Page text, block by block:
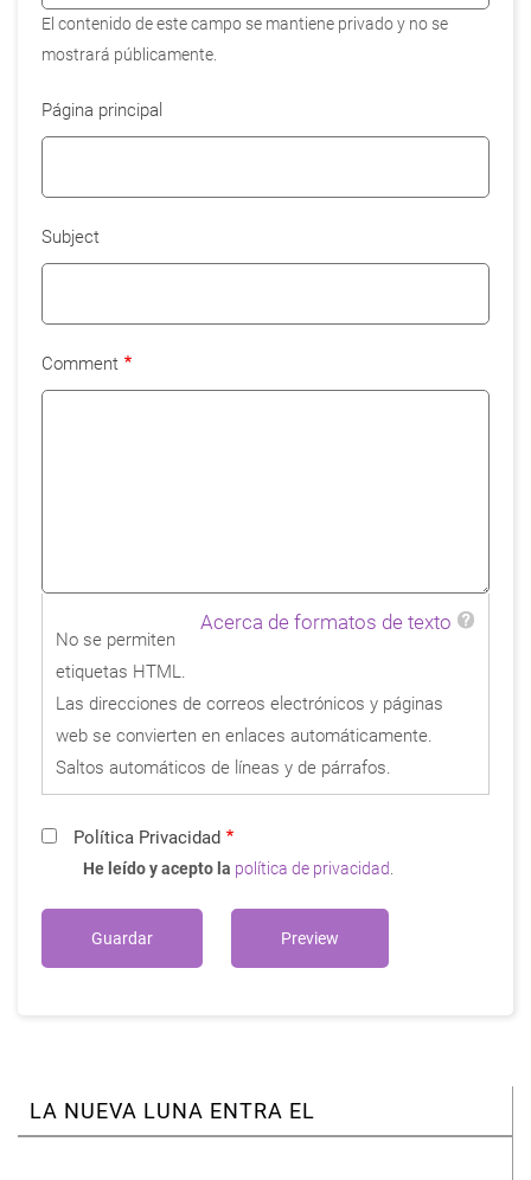
El contenido de este campo se mantiene privado y no se
mostrará públicamente.
Página principal
Subject
Comment
Acerca de formatos de texto
No se permiten
etiquetas HTML.
Las direcciones de correos electrónicos y páginas
web se convierten en enlaces automáticamente.
Saltos automáticos de líneas y de párrafos.
Política Privacidad
He leído y acepto la política de privacidad.
LA NUEVA LUNA ENTRA EL